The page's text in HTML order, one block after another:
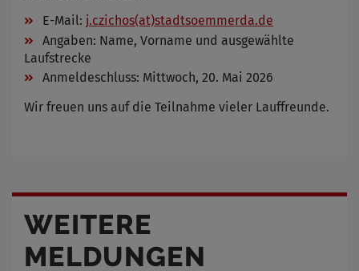
E-Mail: j.czichos(at)stadtsoemmerda.de
Angaben: Name, Vorname und ausgewählte
Laufstrecke
Anmeldeschluss: Mittwoch, 20. Mai 2026
Wir freuen uns auf die Teilnahme vieler Lauffreunde.
WEITERE
MELDUNGEN